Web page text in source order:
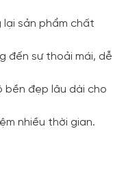
lại sản phẩm chất
đến sự thoải mái, dễ
bền đẹp lâu dài cho
nhiều thời gian.